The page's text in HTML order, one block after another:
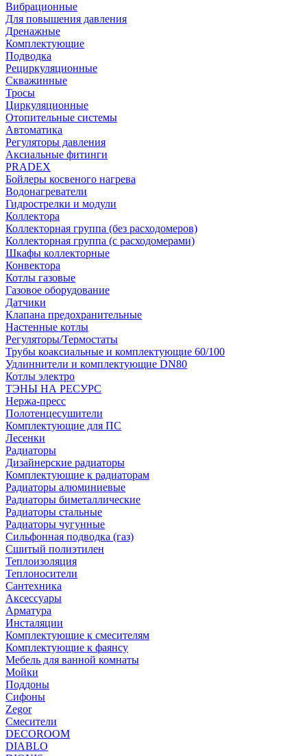
Вибрационные
Для повышения давления
Дренажные
Комплектующие
Подводка
Рециркуляционные
Скважинные
Тросы
Циркуляционные
Отопительные системы
Автоматика
Регуляторы давления
Аксиальные фитинги
PRADEX
Бойлеры косвеного нагрева
Водонагреватели
Гидрострелки и модули
Коллектора
Коллекторная группа (без расходомеров)
Коллекторная группа (с расходомерами)
Шкафы коллекторные
Конвектора
Котлы газовые
Газовое оборудование
Датчики
Клапана предохранительные
Настенные котлы
Регуляторы/Термостаты
Трубы коаксиальные и комплектующие 60/100
Удлиннители и комплектующие DN80
Котлы электро
ТЭНЫ НА РЕСУРС
Нержа-пресс
Полотенцесушители
Комплектующие для ПС
Лесенки
Радиаторы
Дизайнерские радиаторы
Комплектующие к радиаторам
Радиаторы алюминиевые
Радиаторы биметаллические
Радиаторы стальные
Радиаторы чугунные
Сильфонная подводка (газ)
Сшитый полиэтилен
Теплоизоляция
Теплоносители
Сантехника
Аксессуары
Арматура
Инсталяции
Комплектующие к смесителям
Комплектующие к фаянсу
Мебель для ванной комнаты
Мойки
Поддоны
Сифоны
Zegor
Смесители
DECOROOM
DIABLO